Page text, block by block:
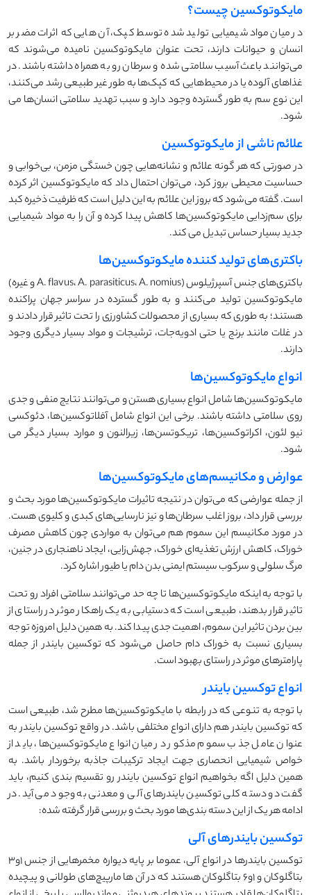
مایکوتوکسین چیست؟
در میان مواد شیمیایی تولید شده توسط کپک، آن هایی که اثرات مضر بر
انسان و حیوانات دارند، تحت عنوان مایکوتوکسین نامیده می‌شوند که
می‌توانند باعث آسیب سلامتی شده و سرطان رو به همراه داشته باشند. در
غذاهای آلوده یا در محیط‌هایی که کپک‌ها به طور غیر طبیعی رشد می‌کنند،
این نوع سم به طور گسترده وجود دارد و سبب تهدید سلامتی انسان‌ها می
شود.
علائم ناشی از مایکوتوکسین‌
در صورتی که هر گونه علائم و نشانه‌هایی چون خستگی مزمن، بی‌خوابی و
حساسیت محیطی بروز کرد، می‌توان احتمال داد که مایکوتوکسین‌ اثر کرده
است. گفته می‌شود که بروز این علائم به این دلیل است که ظرفیت ذخیره کبد
برای سم‌زدایی مایکوتوکسین‌ها کاهش پیدا کرده و آن را به مواد شیمیایی
جدید بسیار حساس تبدیل می کند.
باکتری‌های تولید کننده مایکوتوکسین‌ها
باکتری‌های جنس آسپرژیلوس (A. flavus، A. parasiticus، A. nomius و غیره)
مایکوتوکسین تولید می‌کنند و به طور گسترده در سراسر جهان پراکنده
هستند؛ به طوری که بسیاری از محصولات کشاورزی را تحت تاثیر قرار دادند و
در غلات مانند برنج یا حتی ادویه‌جات، ترشیجات و مواد بسیار دیگری وجود
دارند.
انواع مایکوتوکسین‌ها
مایکوتوکسین‌ها شامل انواع بسیاری هستن و می‌توانند نتایج منفی و جدی
روی سلامتی داشته باشند. برخی این انواع شامل آفلاتوکسین‌ها، دئوکسی
نیو لئون، اکراتوکسین‌ها، تریکوتسن‌ها، زیرالنون و موارد بسیار دیگر می
شود.
عوارض و مکانیسم‌های مایکوتوکسین‌ها
از جمله عوارضی که می‌توان در نتیجه تاثیرات مایکوتوکسین‌ها مورد بحث و
بررسی قرار داد، بروز اغلب سرطان‌ها و نیز نارسایی‌های کبدی و کلیوی هست.
در مورد مکانیسم این سموم هم می‌توان به مواردی چون کاهش مصرف
خوراک، کاهش ارزش تغذیه‌ای خوراک، جهش‌زایی، ایجاد ناهنجاری در جنین،
مرگ سلولی و سرکوب سیستم ایمنی بدن دام یا طیور اشاره کرد.
با توجه به اینکه مایکوتوکسین‌ها تا چه حد می‌توانند سلامتی افراد رو تحت
تاثیر قرار بدهند،‌ طبیعی است که دستیابی به یک راهکار موثر در راستای از
بین بردن تاثیر این سموم، اهمیت جدی پیدا کند. به همین دلیل امروزه توجه
بسیاری نسبت به خوراک دام حاصل می‌شود که توکسین بایندر از جمله
پارامترهای موثر در راستای بهبود است.
انواع توکسین بایندر
با توجه به تنوعی که در رابطه با مایکوتوکسین‌ها مطرح شد، طبیعی است
که توکسین بایندر هم دارای انواع مختلفی باشد. در واقع توکسین بایندر به
عنوان عامل جذب سموم مذکور در میان انواع مایکوتوکسین‌ها، باید از
خواص شیمیایی انحصاری جهت ایجاد ترکیبات جاذبه برخوردار باشد. به
همین دلیل اگه بخواهیم انواع توکسین بایندر رو تقسیم بندی کنیم، باید
گفت دو دسته کلی توکسین بایندرهای آلی و معدنی به وجود می آید. در
ادامه هر یک از این دسته بندی‌ها مورد بحث و بررسی قرار گرفته شده:
توکسین بایندرهای آلی
توکسین بایندرها در انواع آلی، عموما بر پایه دیواره مخمر‌هایی از جنس 1و3
بتاگلوکان و 1و6 بتاگلوکان هستند که در آن ها مارپیچ‌های طولانی و پیچیده